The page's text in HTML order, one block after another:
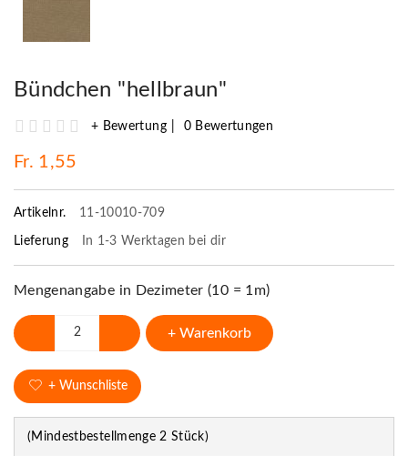
Bündchen "hellbraun"
+ Bewertung 0 Bewertungen
Fr. 1,55
Artikelnr. 11-10010-709
Lieferung In 1-3 Werktagen bei dir
Mengenangabe in Dezimeter (10 = 1m)
+ Warenkorb
+ Wunschliste
(Mindestbestellmenge 2 Stück)